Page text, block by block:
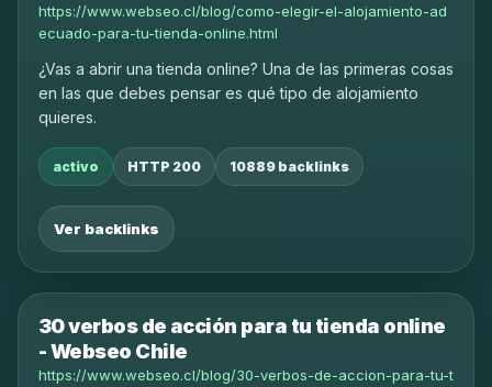
https://www.webseo.cl/blog/como-elegir-el-alojamiento-ad
ecuado-para-tu-tienda-online.html
¿Vas a abrir una tienda online? Una de las primeras cosas
en las que debes pensar es qué tipo de alojamiento
quieres.
activo HTTP 200 10889 backlinks
Ver backlinks
30 verbos de acción para tu tienda online
- Webseo Chile
https://www.webseo.cl/blog/30-verbos-de-accion-para-tu-t